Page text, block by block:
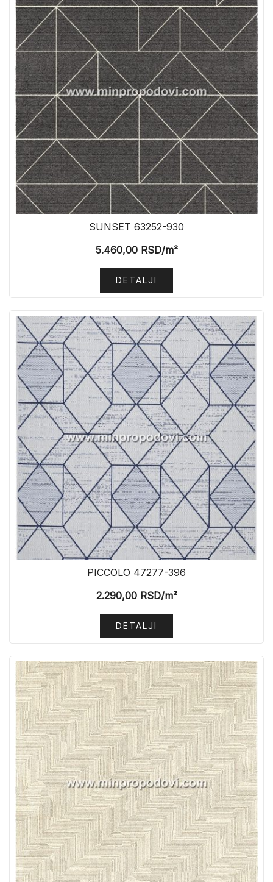
SUNSET 63252-930
5.460,00RSD/m²
DETALJI
PICCOLO 47277-396
2.290,00RSD/m²
DETALJI